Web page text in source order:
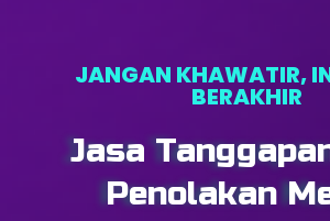
JANGAN KHAWATIR,
BERAKHIR
Jasa
Penolakan